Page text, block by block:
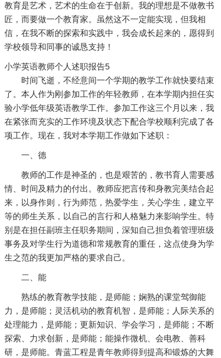
教育是艺术，艺术的生命在于创新。我的理想是不做教书
匠，而要做一个教育家。虽然这不一定能实现，但我相
信，在我不断的探索和实践中，我会成长起来的，愿得到
学校领导和同事的诚恳支持！
小学英语教师个人述职报告5
时间飞逝，不经意间一个学期的教学工作就快要结束
了。本人作为刚参加工作的年轻教师，在本学期内担任实
验小学低年级英语教学工作。参加工作这三个月以来，我
在紧张而充实的工作环境及状态下配合学校顺利完成了各
项工作。现在，我对本学期工作做如下述职：
一、德
教师的工作是神圣的，也是艰苦的，教书育人需要感
情、时间及精力的付出。教师应把言传和身教完美结合起
来，以身作则，行为师范，热爱学生，关心学生，建立平
等的师生关系，以自己的言行和人格魅力来影响学生。特
别是在担任副班主任职务期间，深知自己担负着管理班级
事务及对学生行为道德和常规教育的重任，这点使身为学
生之范的我更加严格的要求自己。
二、能
熟练的教育教学技能，是师能；娴熟的课堂驾御能
力，是师能；灵活机动的教育机智，是师能；人际关系的
处理能力，是师能；更新知识、学会学习，是师能；不断
探索、力求创新，是师能；能操作微机、会电教、善科
研，是师能。青蓝工程是青年教师得到提高和锻炼的大舞